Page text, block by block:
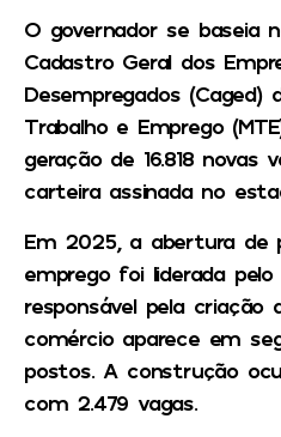
O governador se baseia
Cadastro Geral dos
Desempregados (Caged)
Trabalho e Emprego
geração de 16.818 novas
carteira assinada no
Em 2025, a abertura de
emprego foi liderada
responsável pela criação
comércio aparece em
postos. A construção
com 2.479 vagas.